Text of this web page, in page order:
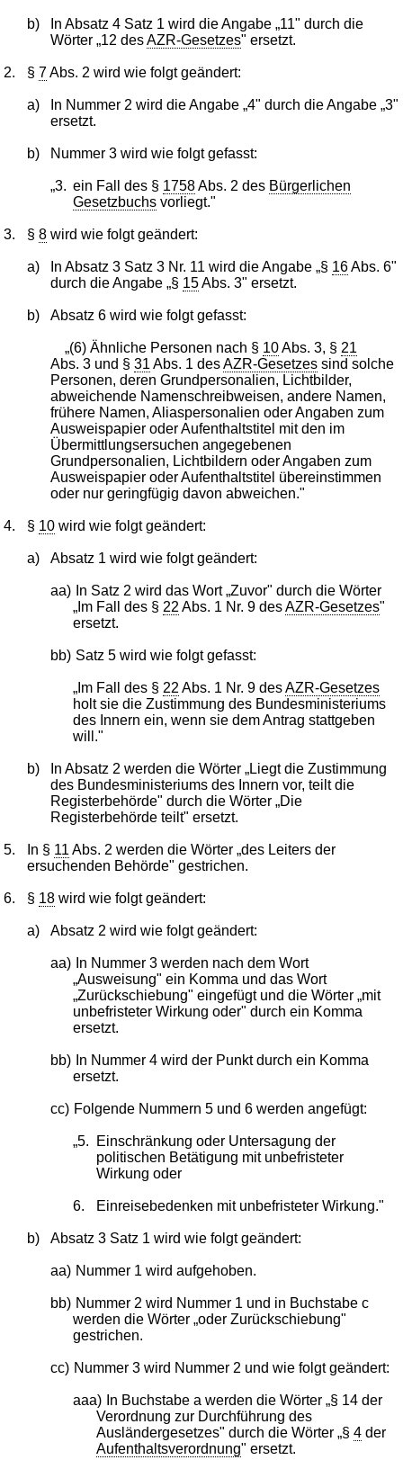
b)
In Absatz 4 Satz 1 wird die Angabe „11" durch die
Wörter „12 desAZR-Gesetzes" ersetzt.
2. §7Abs. 2 wird wie folgt geändert:
a)
In Nummer 2 wird die Angabe „4" durch die Angabe „3"
ersetzt.
b) Nummer 3 wird wie folgt gefasst:
„3. ein Fall des § 1758Abs. 2 des Bürgerlichen
Gesetzbuchs vorliegt."
3. §8 wird wie folgt geändert:
a) In Absatz 3 Satz 3 Nr. 11 wird die Angabe „§ 16Abs. 6"
durch die Angabe „§ 15Abs. 3" ersetzt.
b) Absatz 6 wird wie folgt gefasst:
„(6) Ähnliche Personen nach § 10Abs. 3, § 21
Abs. 3 und § 31 Abs. 1 desAZR-Gesetzessind solche
Personen, deren Grundpersonalien, Lichtbilder,
abweichende Namenschreibweisen, andere Namen,
frühere Namen, Aliaspersonalien oder Angaben zum
Ausweispapier oder Aufenthaltstitel mit den im
Übermittlungsersuchen angegebenen
Grundpersonalien, Lichtbildern oder Angaben zum
Ausweispapier oder Aufenthaltstitel übereinstimmen
oder nur geringfügig davon abweichen."
4. § 10 wird wie folgt geändert:
a) Absatz 1 wird wie folgt geändert:
aa)
In Satz 2 wird das Wort „Zuvor" durch die Wörter
„Im Fall des § 22 Abs. 1 Nr. 9 desAZR-Gesetzes"
ersetzt.
bb) Satz 5 wird wie folgt gefasst:
„Im Fall des § 22 Abs. 1 Nr. 9 desAZR-Gesetzes
holt sie die Zustimmung des Bundesministeriums
des Innern ein, wenn sie dem Antrag stattgeben
will."
b)
In Absatz 2 werden die Wörter „Liegt die Zustimmung
des Bundesministeriums des Innern vor, teilt die
Registerbehörde" durch die Wörter „Die
Registerbehörde teilt" ersetzt.
5. In § 11 Abs. 2 werden die Wörter „des Leiters der
ersuchenden Behörde" gestrichen.
6. § 18 wird wie folgt geändert:
a) Absatz 2 wird wie folgt geändert:
aa)
In Nummer 3 werden nach dem Wort
„Ausweisung" ein Komma und das Wort
„Zurückschiebung" eingefügt und die Wörter „mit
unbefristeter Wirkung oder" durch ein Komma
ersetzt.
bb)
In Nummer 4 wird der Punkt durch ein Komma
ersetzt.
cc) Folgende Nummern 5 und 6 werden angefügt:
„5.
Einschränkung oder Untersagung der
politischen Betätigung mit unbefristeter
Wirkung oder
6. Einreisebedenken mit unbefristeter Wirkung."
b) Absatz 3 Satz 1 wird wie folgt geändert:
aa) Nummer 1 wird aufgehoben.
bb) Nummer 2 wird Nummer 1 und in Buchstabe c
werden die Wörter „oder Zurückschiebung"
gestrichen.
cc) Nummer 3 wird Nummer 2 und wie folgt geändert:
aaa) In Buchstabe a werden die Wörter „§ 14 der
Verordnung zur Durchführung des
Ausländergesetzes" durch die Wörter „§ 4der
Aufenthaltsverordnung" ersetzt.